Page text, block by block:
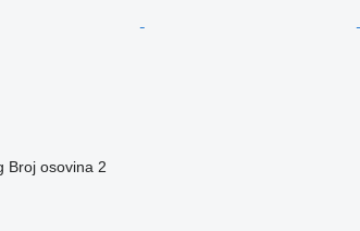
Broj osovina 2